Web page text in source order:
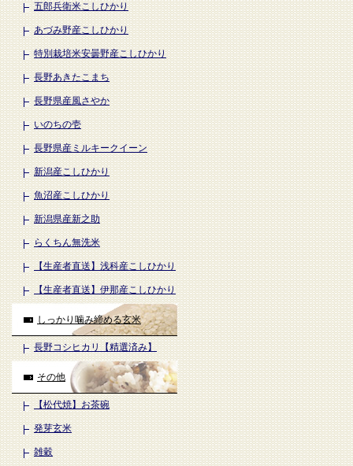
五郎兵衛米こしひかり
あづみ野産こしひかり
特別栽培米安曇野産こしひかり
長野あきたこまち
長野県産風さやか
いのちの壱
長野県産ミルキークイーン
新潟産こしひかり
魚沼産こしひかり
新潟県産新之助
らくちん無洗米
【生産者直送】浅科産こしひかり
【生産者直送】伊那産こしひかり
しっかり噛み締める玄米
長野コシヒカリ【精選済み】
その他
【松代焼】お茶碗
発芽玄米
雑穀